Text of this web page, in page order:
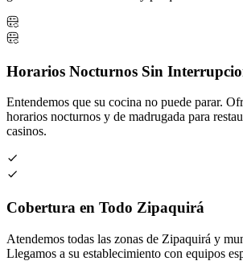
Horarios Nocturnos Sin
Entendemos que su cocina no puede parar.
horarios nocturnos y de madrugada para
casinos.
Cobertura en Todo Zipaquirá
Atendemos todas las zonas de Zipaquirá y
Llegamos a su establecimiento con equipos